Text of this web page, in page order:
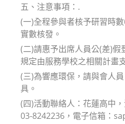
五、注意事項：.
(一)全程參與者核予研習時
實數核發。
(二)請惠予出席人員公(差)假
規定由服務學校之相關計畫
(三)為響應環保，請與會人
具。
(四)活動聯絡人：花蓮高中
03-8242236，電子信箱：